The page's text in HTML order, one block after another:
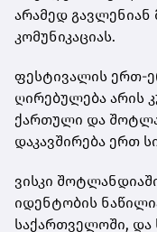
არამედ
კომუნიკაციას.
ფესტივალის ერთ-
ღირებულება არის
ქართული და
დაკავშირება ერთ
ვისკი
იდენტობის
საქართველოში, და